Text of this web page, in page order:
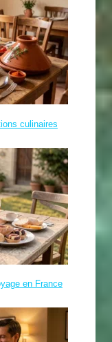
culinaires
en France